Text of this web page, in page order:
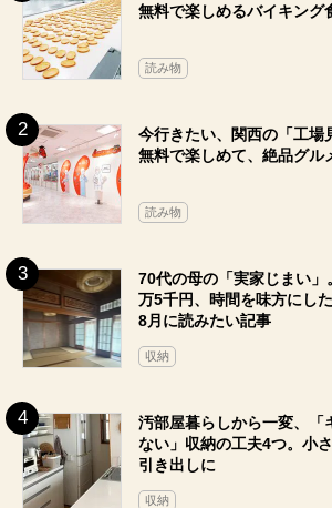
無料で楽しめるバイキング
読み物
今行きたい、関西の「工場
無料で楽しめて、絶品グル
読み物
70代の母の「実家じまい
万5千円、時間を味方にし
8月に読みたい記事
収納
汚部屋暮らしから一変、「
ない」収納の工夫4つ。小
引き出しに
収納